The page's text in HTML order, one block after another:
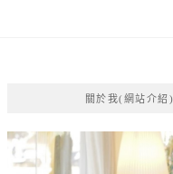
關於我(網站介紹)